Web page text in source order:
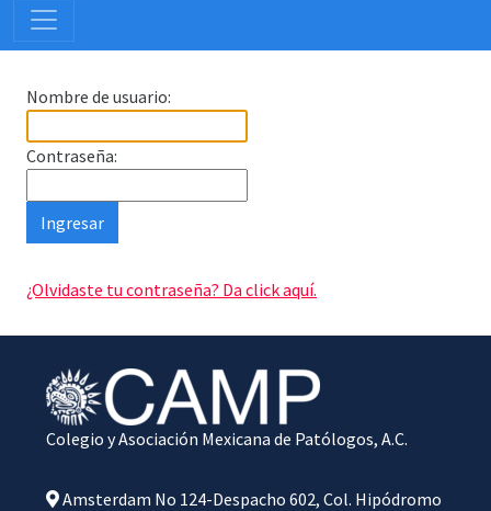
Nombre de usuario:
Contraseña:
¿Olvidaste tu contraseña? Da click aquí.
Colegio y Asociación Mexicana de Patólogos, A.C.
Amsterdam No 124-Despacho 602, Col. Hipódromo